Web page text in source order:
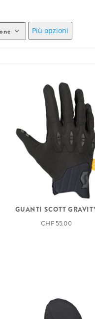
Più opzioni
GUANTI SCOTT
CHF 55.00